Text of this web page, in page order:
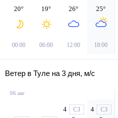
20°
00:00
19°
06:00
26°
12:00
25°
18:00
Ветер в Туле на 3 дня, м/с
06 авг
4 СЗ 4 СЗ